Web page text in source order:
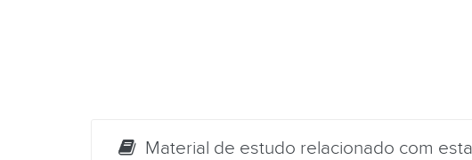
Material de estudo relacionado com